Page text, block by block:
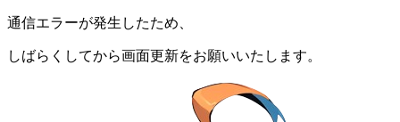
通信エラーが発生したため、
しばらくしてから画面更新をお願いいたします。